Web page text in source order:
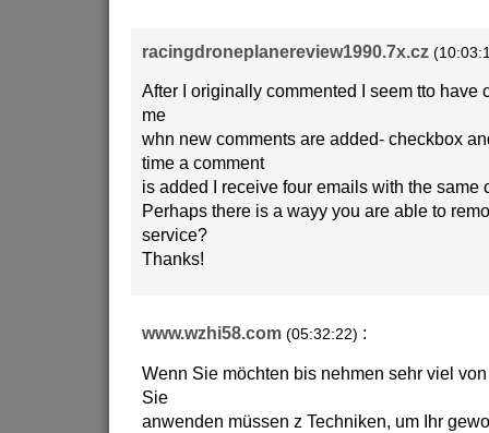
racingdroneplanereview1990.7x.cz
After I originally commented I seem tto have
me
whn new comments are added- checkbox
time a comment
is added I receive four emails with the same
Perhaps there is a wayy you are able to
service?
Thanks!
www.wzhi58.com (05:32:22) :
Wenn Sie möchten bis nehmen sehr viel
Sie
anwenden müssen z Techniken, um Ihr